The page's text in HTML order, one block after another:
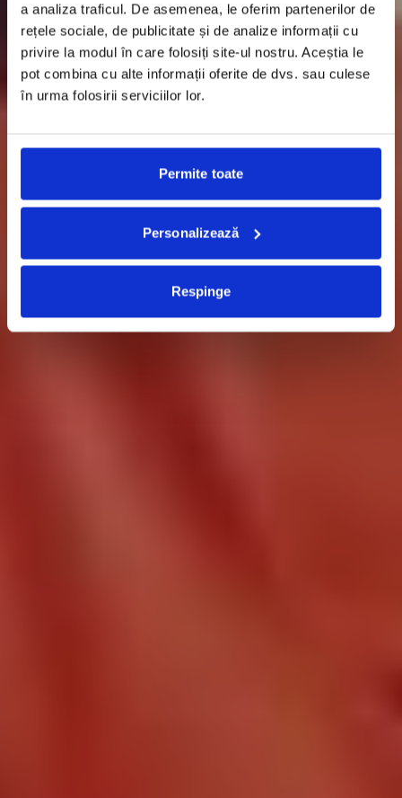
a analiza traficul. De asemenea, le oferim partenerilor de
rețele sociale, de publicitate și de analize informații cu
privire la modul în care folosiți site-ul nostru. Aceștia le
pot combina cu alte informații oferite de dvs. sau culese
în urma folosirii serviciilor lor.
Permite toate
Personalizează
Respinge